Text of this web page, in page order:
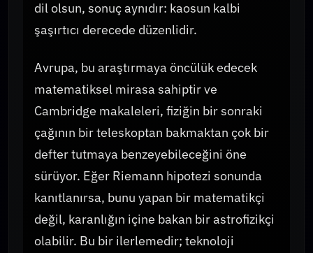
dil olsun, sonuç aynıdır: kaosun kalbi
şaşırtıcı derecede düzenlidir.
Avrupa, bu araştırmaya öncülük edecek
matematiksel mirasa sahiptir ve
Cambridge makaleleri, fiziğin bir sonraki
çağının bir teleskoptan bakmaktan çok bir
defter tutmaya benzeyebileceğini öne
sürüyor. Eğer Riemann hipotezi sonunda
kanıtlanırsa, bunu yapan bir matematikçi
değil, karanlığın içine bakan bir astrofizikçi
olabilir. Bu bir ilerlemedir; teknoloji